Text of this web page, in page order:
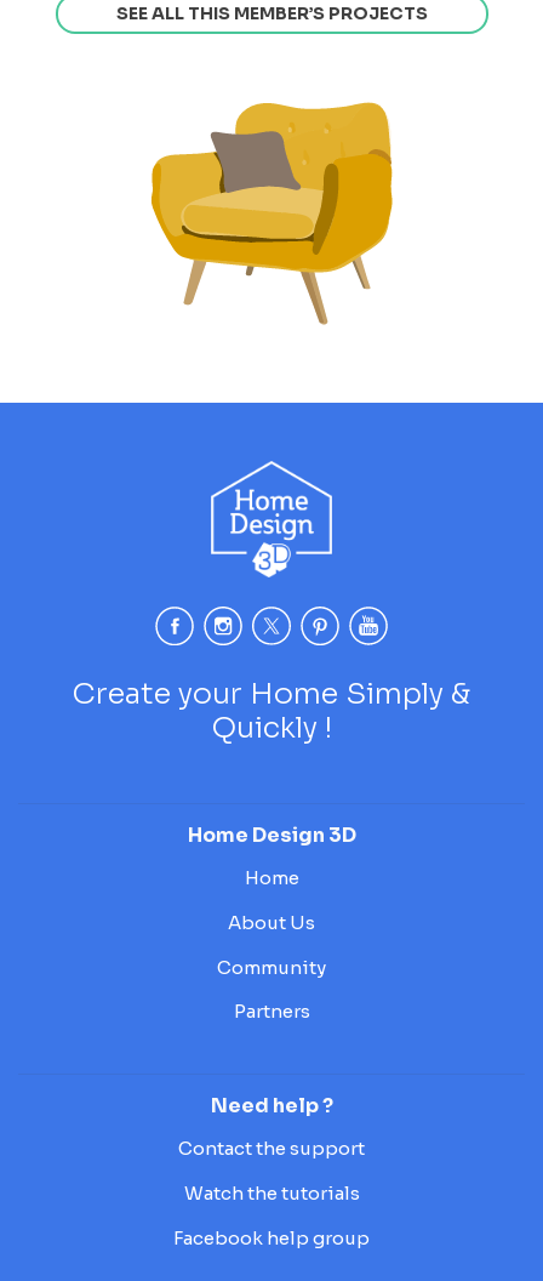
SEE ALL THIS MEMBER’S PROJECTS
Create your Home Simply &
Quickly !
Home Design 3D
Home
About Us
Community
Partners
Need help ?
Contact the support
Watch the tutorials
Facebook help group